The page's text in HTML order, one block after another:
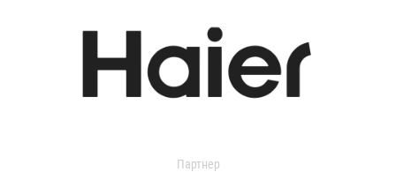
Партнер